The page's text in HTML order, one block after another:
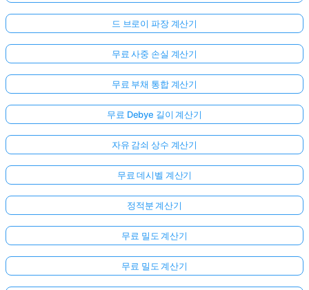
드 브로이 파장 계산기
무료 사중 손실 계산기
무료 부채 통합 계산기
무료 Debye 길이 계산기
자유 감쇠 상수 계산기
무료 데시벨 계산기
정적분 계산기
무료 밀도 계산기
무료 밀도 계산기